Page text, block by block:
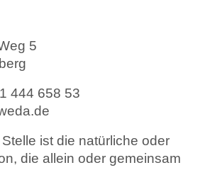
5
444 658 53
ist die natürliche oder
die allein oder gemeinsam